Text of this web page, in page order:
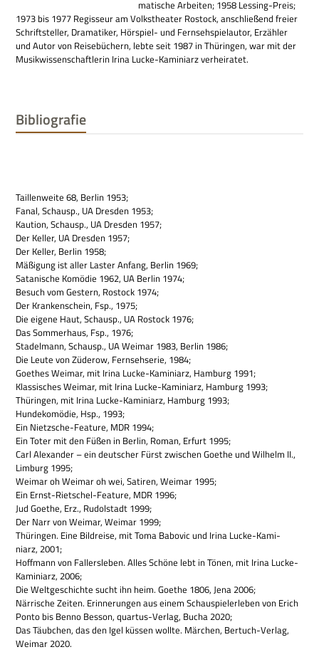
ma­ti­sche Arbei­ten; 1958 Les­sing-Preis;
1973 bis 1977 Regis­seur am Volks­thea­ter Rostock, anschlie­ßend freier
Schrift­stel­ler, Dra­ma­ti­ker, Hör­spiel- und Fern­seh­spiel­au­tor, Erzäh­ler
und Autor von Rei­se­bü­chern, lebte seit 1987 in Thü­rin­gen, war mit der
Musik­wis­sen­schaft­le­rin Irina Lucke-Kami­niarz verheiratet.
Bibliografie
Tail­len­weite 68, Ber­lin 1953;
Fanal, Schausp., UA Dres­den 1953;
Kau­tion, Schausp., UA Dres­den 1957;
Der Kel­ler, UA Dres­den 1957;
Der Kel­ler, Ber­lin 1958;
Mäßi­gung ist aller Laster Anfang, Ber­lin 1969;
Sata­ni­sche Komö­die 1962, UA Ber­lin 1974;
Besuch vom Gestern, Rostock 1974;
Der Kran­ken­schein, Fsp., 1975;
Die eigene Haut, Schausp., UA Rostock 1976;
Das Som­mer­haus, Fsp., 1976;
Sta­del­mann, Schausp., UA Wei­mar 1983, Ber­lin 1986;
Die Leute von Züde­row, Fern­seh­se­rie, 1984;
Goe­thes Wei­mar, mit Irina Lucke-Kami­niarz, Ham­burg 1991;
Klas­si­sches Wei­mar, mit Irina Lucke-Kami­niarz, Ham­burg 1993;
Thü­rin­gen, mit Irina Lucke-Kami­niarz, Ham­burg 1993;
Hun­de­ko­mö­die, Hsp., 1993;
Ein Nietz­sche-Fea­ture, MDR 1994;
Ein Toter mit den Füßen in Ber­lin, Roman, Erfurt 1995;
Carl Alex­an­der – ein deut­scher Fürst zwi­schen Goe­the und Wil­helm II.,
Lim­burg 1995;
Wei­mar oh Wei­mar oh wei, Sati­ren, Wei­mar 1995;
Ein Ernst-Riet­schel-Fea­ture, MDR 1996;
Jud Goe­the, Erz., Rudol­stadt 1999;
Der Narr von Wei­mar, Wei­mar 1999;
Thü­rin­gen. Eine Bild­reise, mit Toma Babo­vic und Irina Lucke-Kami­
niarz, 2001;
Hoff­mann von Fal­lers­le­ben. Alles Schöne lebt in Tönen, mit Irina Lucke-
Kami­niarz, 2006;
Die Welt­ge­schichte sucht ihn heim. Goe­the 1806, Jena 2006;
När­ri­sche Zei­ten. Erin­ne­run­gen aus einem Schau­spie­ler­le­ben von Erich
Ponto bis Benno Bes­son, quar­tus-Ver­lag, Bucha 2020;
Das Täub­chen, das den Igel küs­sen wollte. Mär­chen, Ber­tuch-Ver­lag,
Wei­mar 2020.